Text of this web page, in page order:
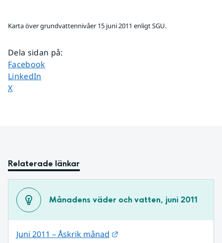
Karta över grundvattennivåer 15 juni 2011 enligt SGU.
Dela sidan på:
Dela sidan på
Facebook
Dela sidan på
LinkedIn
Dela sidan på
X
Relaterade länkar
Månadens väder och vatten, juni 2011
Juni 2011 – Åskrik månad